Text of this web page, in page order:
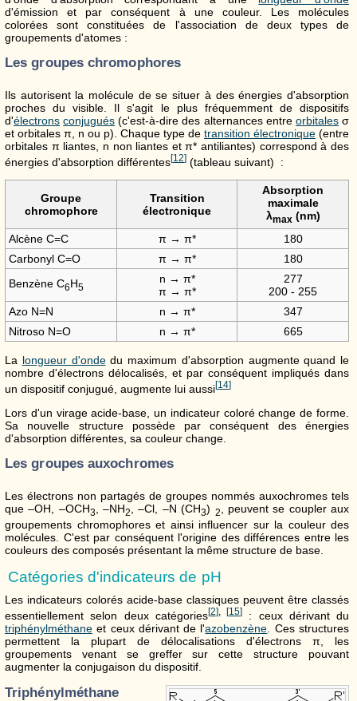
d'émission et par conséquent à une couleur. Les molécules
colorées sont constituées de l'association de deux types de
groupements d'atomes :
Les groupes chromophores
Ils autorisent la molécule de se situer à des énergies d'absorption
proches du visible. Il s'agit le plus fréquemment de dispositifs
d'électrons conjugués (c'est-à-dire des alternances entre orbitalesσ
et orbitales π, n ou p). Chaque type de transition électronique (entre
orbitales π liantes, n non liantes et π* antiliantes) correspond à des
énergies d'absorption différentes[12] (tableau suivant) :
Groupe
chromophore
Transition
électronique
Absorption
maximale
λmax(nm)
Alcène C=C
π → π*
180
Carbonyl C=O
π → π*
180
Benzène C6H5
n → π*
π → π*
277
200 - 255
Azo N=N
n → π*
347
Nitroso N=O
n → π* 665
La longueur d'ondedu maximum d'absorption augmente quand le
nombre d'électrons délocalisés, et par conséquent impliqués dans
un dispositif conjugué, augmente lui aussi[14]
Lors d'un virage acide-base, un indicateur coloré change de forme.
Sa nouvelle structure possède par conséquent des énergies
d'absorption différentes, sa couleur change.
Les groupes auxochromes
Les électrons non partagés de groupes nommés auxochromes tels
que –OH, –OCH3 , –NH2 , –Cl, –N (CH3) 2
, peuvent se coupler aux
groupements chromophores et ainsi influencer sur la couleur des
molécules. C'est par conséquent l'origine des différences entre les
couleurs des composés présentant la même structure de base.
Catégories d'indicateurs de pH
Les indicateurs colorés acide-base classiques peuvent être classés
essentiellement selon deux catégories[2], [15]
: ceux dérivant du
triphénylméthane et ceux dérivant de l'azobenzène . Ces structures
permettent la plupart de délocalisations d'électrons π, les
groupements venant se greffer sur cette structure pouvant
augmenter la conjugaison du dispositif.
Triphénylméthane